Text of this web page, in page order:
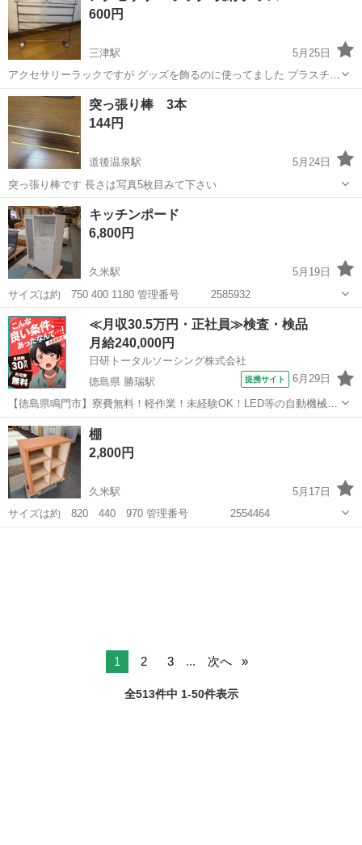
し
600円
三津駅
5月25日
アクセサリーラックですが グッズを飾るのに使ってました プラスチッ
クやアルミではなさそうなので しっかりしています 横43cm 高さ
愛媛 松山市 三津駅 収納家具
突っ張り棒 3本
144円
道後温泉駅
5月24日
突っ張り棒です 長さは写真5枚目みて下さい
愛媛 松山市 道後温泉駅 収納家具
キッチンポード
6,800円
久米駅
5月19日
サイズは約 750 400 1180 管理番号 2585932
愛媛 松山市 久米駅 収納家具
≪月収30.5万円・正社員≫検査・検品
月給240,000円
日研トータルソーシング株式会社
徳島県 勝瑞駅
提携サイト 6月29日
【徳島県鳴門市】寮費無料！軽作業！未経験OK！LED等の自動機械加
工・検査・梱包・データ入力《お仕事No.NS0560》 お仕事について ス
マートフォンやパソコン、車などに使われるLED等の電子部品の製造
とそれに付帯する作...
徳島 鳴門市
棚
2,800円
久米駅
5月17日
サイズは約 820 440 970 管理番号 2554464
1 2 3 ... 次へ
全513件中 1-50件表示